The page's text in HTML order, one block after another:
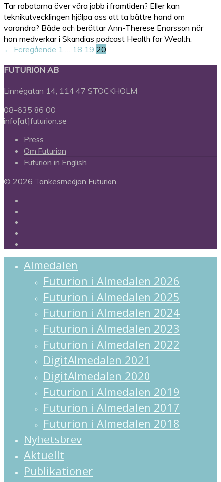
Tar robotarna över våra jobb i framtiden? Eller kan
teknikutvecklingen hjälpa oss att ta bättre hand om
varandra? Både och berättar Ann-Therese Enarsson när
hon medverkar i Skandias podcast Health for Wealth.
← Föregående 1 18 19 20
FUTURION AB
Linnégatan 14, 114 47 STOCKHOLM
08-635 86 00
info[at]futurion.se
Press
Om Futurion
Futurion in English
© 2026 Tankesmedjan Futurion.
Almedalen
Futurion i Almedalen 2026
Futurion i Almedalen 2025
Futurion i Almedalen 2024
Futurion i Almedalen 2023
Futurion i Almedalen 2022
DigitAlmedalen 2021
DigitAlmedalen 2020
Futurion i Almedalen 2019
Futurion i Almedalen 2017
Futurion i Almedalen 2018
Nyhetsbrev
Aktuellt
Publikationer